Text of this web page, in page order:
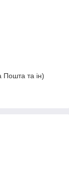
Пошта та ін)